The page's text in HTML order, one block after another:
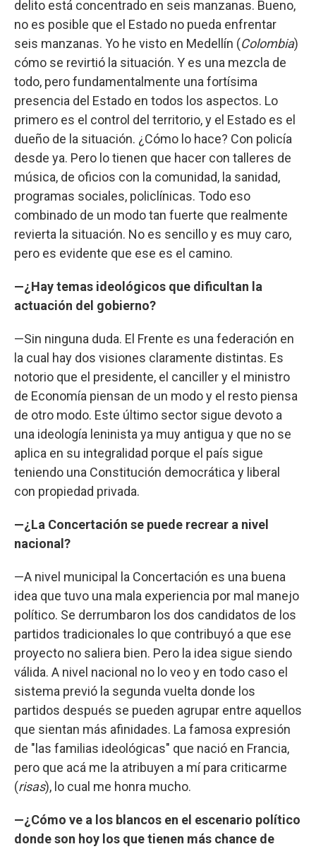
delito está concentrado en seis manzanas. Bueno,
no es posible que el Estado no pueda enfrentar
seis manzanas. Yo he visto en Medellín (Colombia)
cómo se revirtió la situación. Y es una mezcla de
todo, pero fundamentalmente una fortísima
presencia del Estado en todos los aspectos. Lo
primero es el control del territorio, y el Estado es el
dueño de la situación. ¿Cómo lo hace? Con policía
desde ya. Pero lo tienen que hacer con talleres de
música, de oficios con la comunidad, la sanidad,
programas sociales, policlínicas. Todo eso
combinado de un modo tan fuerte que realmente
revierta la situación. No es sencillo y es muy caro,
pero es evidente que ese es el camino.
—¿Hay temas ideológicos que dificultan la
actuación del gobierno?
—Sin ninguna duda. El Frente es una federación en
la cual hay dos visiones claramente distintas. Es
notorio que el presidente, el canciller y el ministro
de Economía piensan de un modo y el resto piensa
de otro modo. Este último sector sigue devoto a
una ideología leninista ya muy antigua y que no se
aplica en su integralidad porque el país sigue
teniendo una Constitución democrática y liberal
con propiedad privada.
—¿La Concertación se puede recrear a nivel
nacional?
—A nivel municipal la Concertación es una buena
idea que tuvo una mala experiencia por mal manejo
político. Se derrumbaron los dos candidatos de los
partidos tradicionales lo que contribuyó a que ese
proyecto no saliera bien. Pero la idea sigue siendo
válida. A nivel nacional no lo veo y en todo caso el
sistema previó la segunda vuelta donde los
partidos después se pueden agrupar entre aquellos
que sientan más afinidades. La famosa expresión
de "las familias ideológicas" que nació en Francia,
pero que acá me la atribuyen a mí para criticarme
(risas), lo cual me honra mucho.
—¿Cómo ve a los blancos en el escenario político
donde son hoy los que tienen más chance de